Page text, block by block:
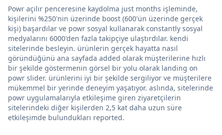
Powr açılır penceresine kaydolma just months işleminde,
kişilerini %250'nin üzerinde boost (600'ün üzerinde gerçek
kişi) başardılar ve powr sosyal kullanarak constantly sosyal
medyalarını 6000'den fazla takipçiye ulaştırdılar. kendi
sitelerinde besleyin. ürünlerin gerçek hayatta nasıl
göründüğünü ana sayfada added olarak müşterilerine hızlı
bir şekilde göstermenin görsel bir yolu olarak landing on
powr slider. ürünlerini iyi bir şekilde sergiliyor ve müşterilere
mükemmel bir yerinde deneyim yaşatıyor. aslında, sitelerinde
powr uygulamalarıyla etkileşime giren ziyaretçilerin
sitelerindeki diğer kişilerden 2,5 kat daha uzun süre
etkileşimde bulundukları reported.